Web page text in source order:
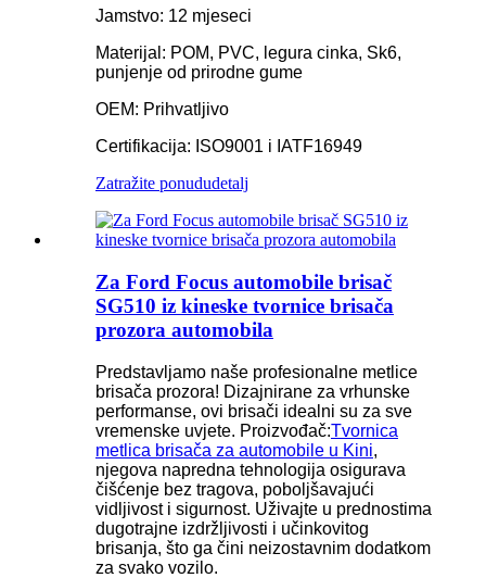
Jamstvo: 12 mjeseci
Materijal: POM, PVC, legura cinka, Sk6,
punjenje od prirodne gume
OEM: Prihvatljivo
Certifikacija: ISO9001 i IATF16949
Zatražite ponududetalj
Za Ford Focus automobile brisač
SG510 iz kineske tvornice brisača
prozora automobila
Predstavljamo naše profesionalne metlice
brisača prozora! Dizajnirane za vrhunske
performanse, ovi brisači idealni su za sve
vremenske uvjete. Proizvođač:Tvornica
metlica brisača za automobile u Kini,
njegova napredna tehnologija osigurava
čišćenje bez tragova, poboljšavajući
vidljivost i sigurnost. Uživajte u prednostima
dugotrajne izdržljivosti i učinkovitog
brisanja, što ga čini neizostavnim dodatkom
za svako vozilo.